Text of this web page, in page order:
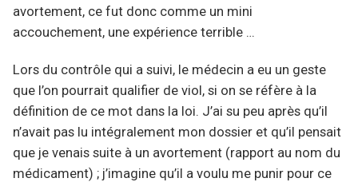
avortement, ce fut donc comme un mini
accouchement, une expérience terrible …
Lors du contrôle qui a suivi, le médecin a eu un geste
que l’on pourrait qualifier de viol, si on se réfère à la
définition de ce mot dans la loi. J’ai su peu après qu’il
n’avait pas lu intégralement mon dossier et qu’il pensait
que je venais suite à un avortement (rapport au nom du
médicament) ; j’imagine qu’il a voulu me punir pour ce